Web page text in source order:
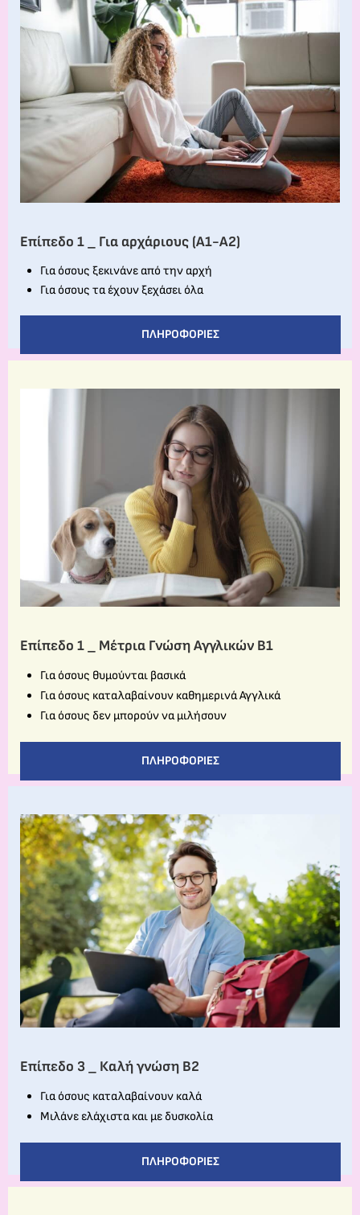
Επίπεδο 1 _ Για αρχάριους (Α1-Α2)
Για όσους ξεκινάνε από την αρχή
Για όσους τα έχουν ξεχάσει όλα
ΠΛΗΡΟΦΟΡΊΕΣ
Επίπεδο 1 _ Μέτρια Γνώση Αγγλικών Β1
Για όσους θυμούνται βασικά
Για όσους καταλαβαίνουν καθημερινά Αγγλικά
Για όσους δεν μπορούν να μιλήσουν
ΠΛΗΡΟΦΟΡΊΕΣ
Επίπεδο 3 _ Καλή γνώση Β2
Για όσους καταλαβαίνουν καλά
Μιλάνε ελάχιστα και με δυσκολία
ΠΛΗΡΟΦΟΡΊΕΣ